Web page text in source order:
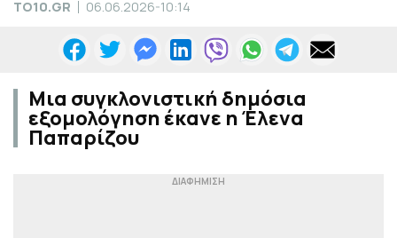
TO10.GR 06.06.2026-10:14
Μια συγκλονιστική δημόσια
εξομολόγηση έκανε η Έλενα
Παπαρίζου